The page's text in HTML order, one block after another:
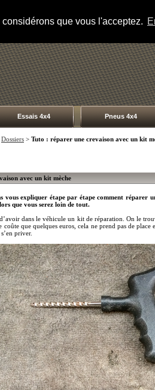
que vous l'acceptez.
Essais 4x4 Pneus 4x4
Dossiers > Tuto : réparer une crevaison avec un kit
avec un kit mèche
vous expliquer étape par étape comment réparer
que vous serez loin de tout.
dans le véhicule un kit de réparation. On le
coûte que quelques euros, cela ne prend pas de
priver.